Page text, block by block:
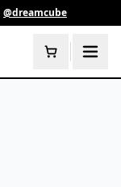
@dreamcube